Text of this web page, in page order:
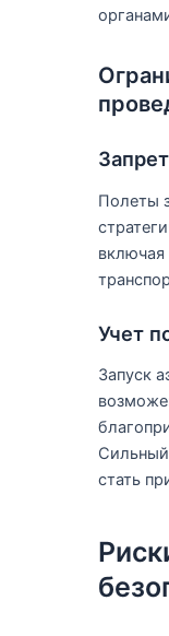
Полеты
включая
Учет
Запуск
стать